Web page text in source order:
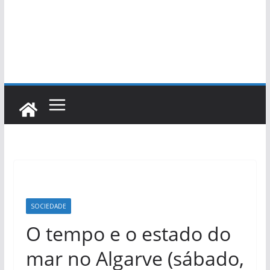
SOCIEDADE
O tempo e o estado do
mar no Algarve (sábado,